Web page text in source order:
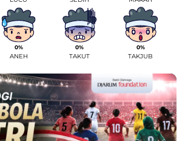
0%
ANEH
0%
TAKUT
0%
TAKJUB